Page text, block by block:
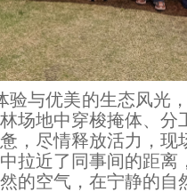
与优美的生态风光
场地中穿梭掩体、
，尽情释放活力，
拉近了同事间的距
的空气，在宁静的自